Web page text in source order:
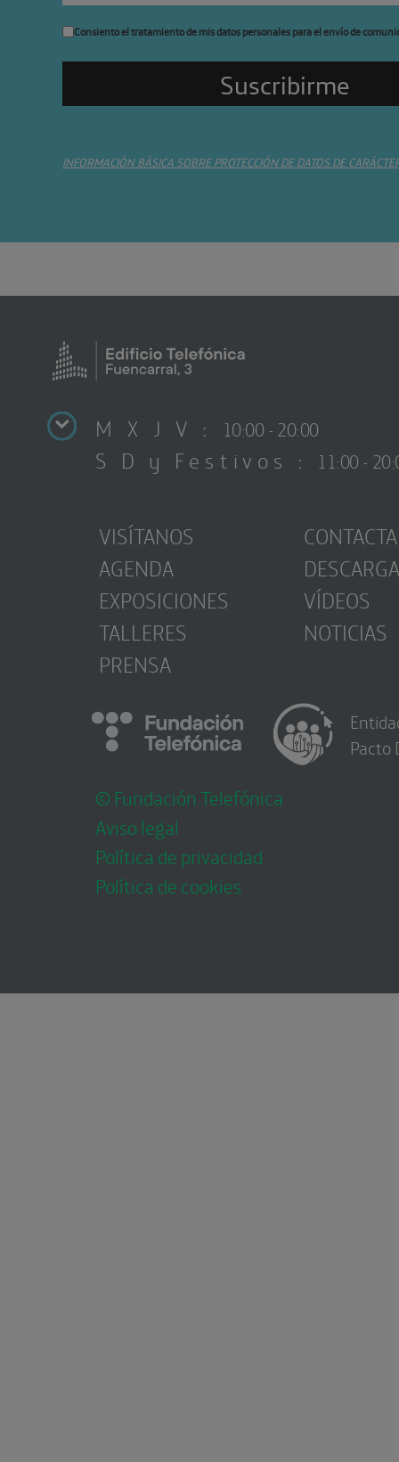
Consiento el tratamiento de mis datos personales para el envío de
INFORMACIÓN BÁSICA SOBRE PROTECCIÓN DE DATOS DE
M X J V : 10:00 - 20:00
S D y Festivos : 11:00 -
VISÍTANOS
AGENDA
EXPOSICIONES
TALLERES
PRENSA
CONTACTA
VÍDEOS
NOTICIAS
© Fundación Telefónica
Aviso legal
Política de privacidad
Política de cookies
Pacto